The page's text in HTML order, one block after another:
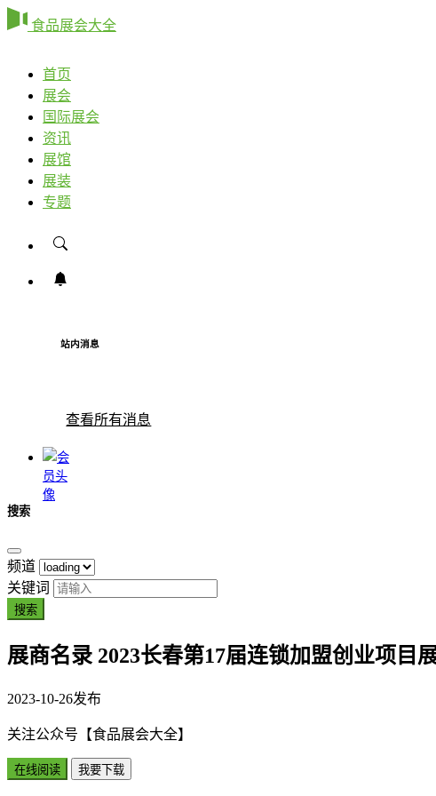
食品展会大全
首页
展会
国际展会
资讯
展馆
展装
专题
站内消息
查看所有消息
搜索
频道
关键词
搜索
展商名录 2023长春第17届连锁加盟创业项目
2023-10-26发布
关注公众号【食品展会大全】
在线阅读 我要下载